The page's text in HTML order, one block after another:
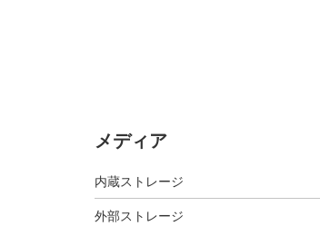
メディア
内蔵ストレージ
外部ストレージ